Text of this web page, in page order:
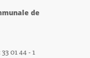
de
01 44 - 1